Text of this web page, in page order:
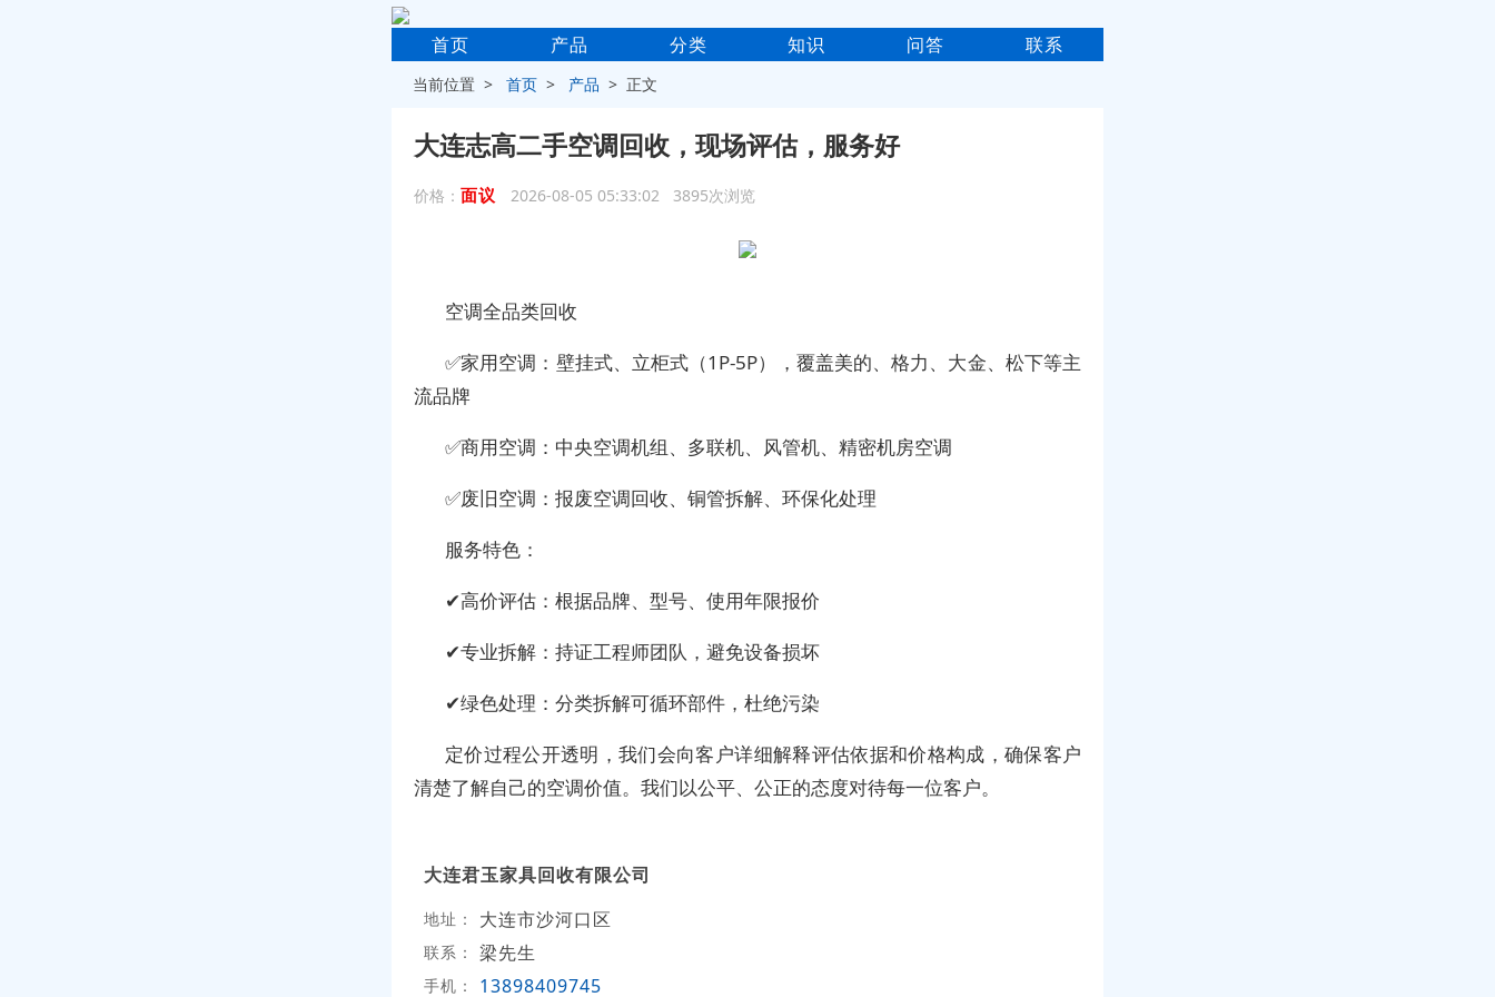
首页 产品 分类 知识 问答 联系
当前位置 >首页 > 产品 > 正文
大连志高二手空调回收，现场评估，服务好
价格： 面议 2026-08-05 05:33:02 3895次浏览
空调全品类回收
✅家用空调：壁挂式、立柜式（1P-5P），覆盖美的、格力、大金、松下等主
流品牌
✅商用空调：中央空调机组、多联机、风管机、精密机房空调
✅废旧空调：报废空调回收、铜管拆解、环保化处理
服务特色：
✔高价评估：根据品牌、型号、使用年限报价
✔专业拆解：持证工程师团队，避免设备损坏
✔绿色处理：分类拆解可循环部件，杜绝污染
定价过程公开透明，我们会向客户详细解释评估依据和价格构成，确保客户
清楚了解自己的空调价值。我们以公平、公正的态度对待每一位客户。
大连君玉家具回收有限公司
地址： 大连市沙河口区
联系： 梁先生
手机： 13898409745